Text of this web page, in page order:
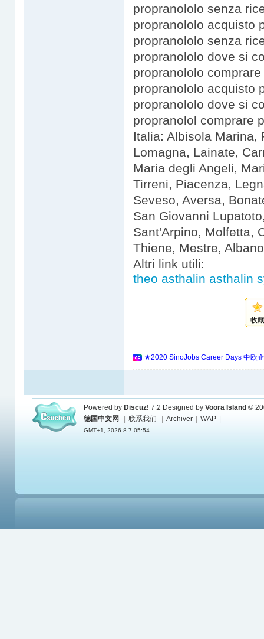
propranololo senza
propranololo acquisto
propranololo senza
propranololo dove si
propranololo
propranololo acquisto
propranololo dove si
propranolol comprare
Italia: Albisola Marina,
Lomagna, Lainate,
Maria degli Angeli,
Tirreni, Piacenza,
Seveso, Aversa,
San Giovanni
Sant'Arpino, Molfetta,
Thiene, Mestre,
Altri link utili:
theo asthalin asthalin
收
★2020 SinoJobs Career Days 中欧
Powered by Discuz! 7.2 Designed by Voora Island ©
德国中文网
联系我们 Archiver WAP
GMT+1, 2026-8-7 05:54.